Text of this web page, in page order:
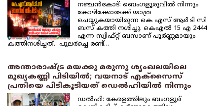
നഞ്ചന്‍കോട്: ബെംഗളൂരുവില്‍ നിന്നും
കോഴിക്കോടേക്ക് യാത്ര
ചെയ്യുകയായിരുന്ന കെ എസ് ആര്‍ ടി സി
ബസ് കത്തി നശിച്ചു. കെഎല്‍ 15 എ 2444
എന്ന സ്വിഫ്റ്റ് ബസാണ് പൂര്‍ണ്ണമായും
കത്തിനശിച്ചത്. പുലര്‍ച്ചെ രണ്ട്…
അന്താരാഷ്ട്ര മയക്കു മരുന്നു ശൃംഖലയിലെ
മുഖ്യകണ്ണി പിടിയില്‍; വയനാട് എക്‌സൈസ്
പ്രതിയെ പിടികൂടിയത് ഡെല്‍ഹിയില്‍ നിന്നും
ഡല്‍ഹി: കേരളത്തിലും ബംഗളൂര്